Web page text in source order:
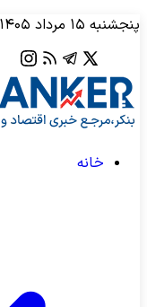
پنجشنبه ۱۵ مرداد ۱۴۰۵
خانه